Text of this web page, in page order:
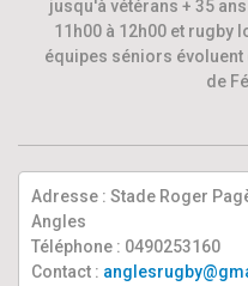
jusqu'à vétérans + 35
11h00 à 12h00 et rugby
équipes séniors
de
Adresse : Stade Roger
Angles
Téléphone : 0490253160
Contact :